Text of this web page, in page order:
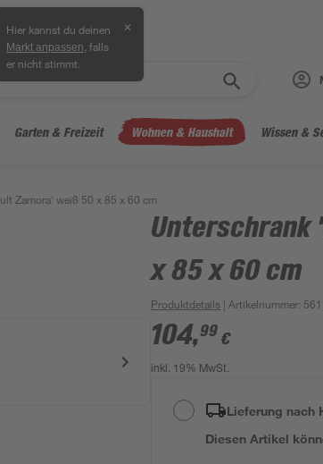
Hier kannst du deinen
Markt anpassen , falls
er nicht stimmt.
✕
Garten & Freizeit Wohnen & Haushalt Wissen &
Zamora' weiß 50 x 85 x 60 cm
Unterschrank
x 85 x 60 cm
Produktdetails | Artikelnummer:
104,99 €
inkl. 19% MwSt.
Lieferung nach
Diesen Artikel